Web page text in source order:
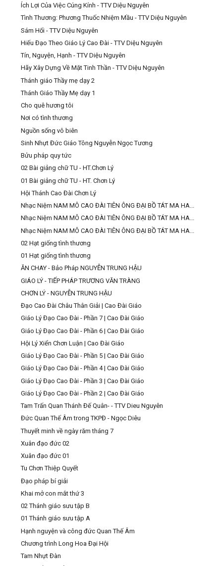
Ích Lợi Của Việc Cúng Kính - TTV Diệu Nguyên
Tình Thương: Phương Thuốc Nhiệm Mầu - TTV Diệu Nguyên
Sám Hối - TTV Diệu Nguyên
Hiếu Đạo Theo Giáo Lý Cao Đài - TTV Diệu Nguyên
Tín, Nguyện, Hạnh - TTV Diệu Nguyên
Hãy Xây Dựng Về Mặt Tinh Thần - TTV Diệu Nguyên
Thánh giáo Thầy mẹ dạy 2
Thánh Giáo Thầy Mẹ dạy 1
Cho quê hương tôi
Nơi có tình thương
Nguồn sống vô biên
Sinh Nhựt Đức Giáo Tông Nguyễn Ngọc Tương
Bửu pháp quy tức
02 Bài giảng chữ TU - HT.Chơn Lý
01 Bài giảng chữ TU - HT. Chơn Lý
Hội Thánh Cao Đài Chơn Lý
Nhạc Niệm NAM MÔ CAO ĐÀI TIÊN ÔNG ĐẠI BỒ TÁT MA HA...
Nhạc Niệm NAM MÔ CAO ĐÀI TIÊN ÔNG ĐẠI BỒ TÁT MA HA...
Nhạc Niệm NAM MÔ CAO ĐÀI TIÊN ÔNG ĐẠI BỒ TÁT MA HA...
02 Hạt giống tình thương
01 Hạt giống tình thương
ĂN CHAY - Bảo Pháp NGUYỄN TRUNG HẬU
GIÁO LÝ - TIẾP PHÁP TRƯƠNG VĂN TRÀNG
CHƠN LÝ - NGUYỄN TRUNG HẬU
Đạo Cao Đài Châu Thân Giải | Cao Đài Giáo
Giáo Lý Đạo Cao Đài - Phần 7 | Cao Đài Giáo
Giáo Lý Đạo Cao Đài - Phần 6 | Cao Đài Giáo
Hội Lý Xiển Chơn Luận | Cao Đài Giáo
Giáo Lý Đạo Cao Đài - Phần 5 | Cao Đài Giáo
Giáo Lý Đạo Cao Đài - Phần 4 | Cao Đài Giáo
Giáo Lý Đạo Cao Đài - Phần 3 | Cao Đài Giáo
Giáo Lý Đạo Cao Đài - Phần 2 | Cao Đài Giáo
Tam Trấn Quan Thánh Đế Quân- - TTV Dieu Nguyên
Đức Quan Thế Âm trong TKPĐ - Ngọc Diêu
Thuyết minh về ngày răm tháng 7
Xuân đạo đức 02
Xuân đạo đức 01
Tu Chơn Thiệp Quyết
Đạo pháp bí giải
Khai mở con mắt thứ 3
02 Thánh giáo sưu tập B
01 Thánh giáo sưu tập A
Hạnh nguyện và công đức Quan Thế Âm
Chương trình Long Hoa Đại Hội
Tam Nhựt Đàn